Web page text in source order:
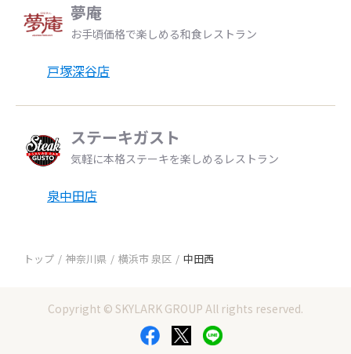
夢庵
お手頃価格で楽しめる和食レストラン
戸塚深谷店
ステーキガスト
気軽に本格ステーキを楽しめるレストラン
泉中田店
トップ 神奈川県 横浜市 泉区 中田西
Copyright © SKYLARK GROUP All rights reserved.